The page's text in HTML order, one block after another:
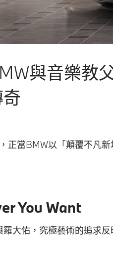
與音樂教
正當BMW以「顛覆不凡
You Want
大佑，究極藝術的追求